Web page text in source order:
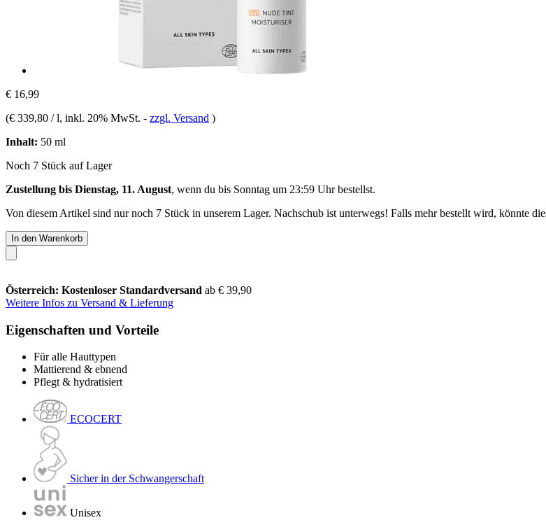
€ 16,99
(€ 339,80 / l, inkl. 20% MwSt. - zzgl. Versand )
Inhalt: 50 ml
Noch 7 Stück auf Lager
Zustellung bis Dienstag, 11. August, wenn du bis Sonntag um 23:59 Uhrbestellst.
Von diesem Artikel sind nur noch 7 Stück in unserem Lager. Nachschub ist unterwegs! Falls mehr bestellt wird, könnte
In den Warenkorb
Österreich: Kostenloser Standardversand ab € 39,90
Weitere Infos zu Versand & Lieferung
Eigenschaften und Vorteile
Für alle Hauttypen
Mattierend & ebnend
Pflegt & hydratisiert
ECOCERT
Sicher in der Schwangerschaft
Unisex